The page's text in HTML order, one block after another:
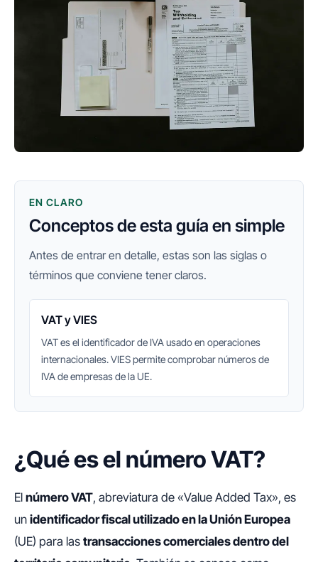
EN CLARO
Conceptos de esta guía en simple
Antes de entrar en detalle, estas son las siglas o
términos que conviene tener claros.
VAT y VIES
VAT es el identificador de IVA usado en operaciones
internacionales. VIES permite comprobar números de
IVA de empresas de la UE.
¿Qué es el número VAT?
El número VAT, abreviatura de «Value Added Tax», es
un identificador fiscal utilizado en la Unión Europea
(UE) para las transacciones comerciales dentro del